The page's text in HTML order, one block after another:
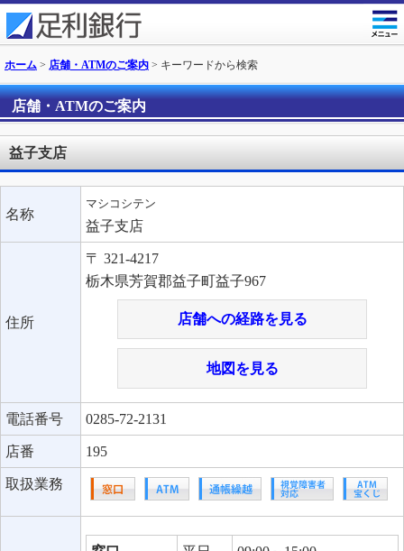
ホーム > 店舗・ATMのご案内 > キーワードから検索
店舗・ATMのご案内
益子支店
名称
マシコシテン
益子支店
住所
〒 321-4217
栃木県芳賀郡益子町益子967
店舗への経路を見る
地図を見る
電話番号 0285-72-2131
店番 195
取扱業務